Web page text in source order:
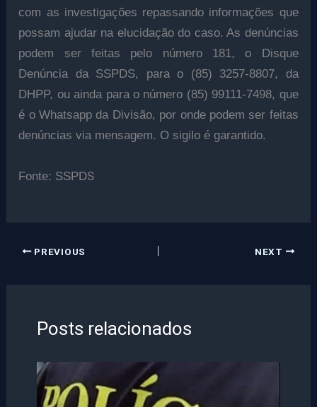
com as investigações repassando informações que
possam ajudar na elucidação do caso. As denúncias
podem ser feitas pelo número 181, o Disque
Denúncia da SSPDS, para o (85) 3257-8807, da
DHPP, ou ainda para o número (85) 99111-7498, que
é o Whatsapp da Divisão, por onde podem ser feitas
denúncias via mensagem. O sigilo é garantido.
Fonte: SSPDS
PREVIOUS NEXT
Posts relacionados